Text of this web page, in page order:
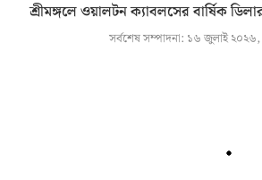
শ্রীমঙ্গলে ওয়ালটন ক্যাবলসের বার্ষিক
সর্বশেষ সম্পাদনা: ১৬ জুলাই